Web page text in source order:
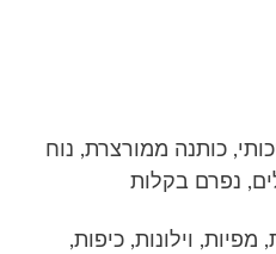
כותנה ממורצרת, נוח
נפרם בקלות
מפיות, וילונות, כיפות,